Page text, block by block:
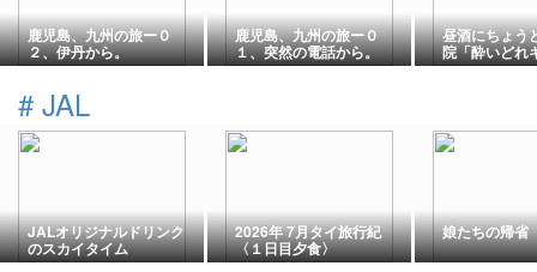
鹿児島、九州の旅ー０
２、伊丹から。
鹿児島、九州の旅ー０
１、突然の電話から。
昼酒にちょう
院「酔いど
けい」。
# JAL
JALオリジナルドリンク
のスカイタイム
2026年 7月タイ旅行紀
〈１日目夕食〉
娘たちの帰省